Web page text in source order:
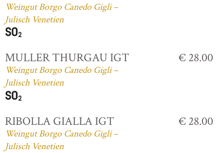
Weingut Borgo Canedo Gigli –
Julisch Venetien
MULLER THURGAU IGT
Weingut Borgo Canedo Gigli –
Julisch Venetien
€ 28.00
RIBOLLA GIALLA IGT
Weingut Borgo Canedo Gigli –
Julisch Venetien
€ 28.00